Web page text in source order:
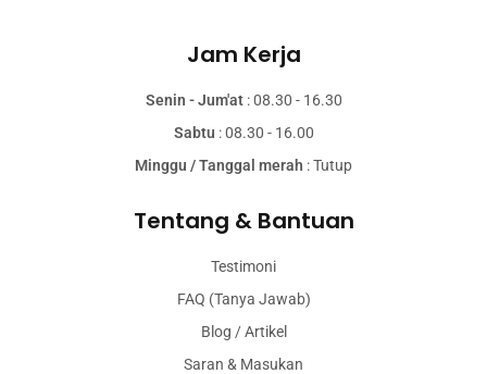
Jam Kerja
Senin - Jum'at: 08.30 - 16.30
Sabtu : 08.30 - 16.00
Minggu / Tanggal merah : Tutup
Tentang & Bantuan
Testimoni
FAQ (Tanya Jawab)
Blog / Artikel
Saran & Masukan